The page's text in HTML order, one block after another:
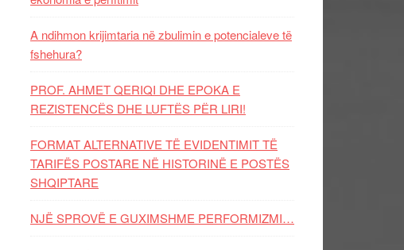
A ndihmon krijimtaria në zbulimin e potencialeve të
fshehura?
PROF. AHMET QERIQI DHE EPOKA E
REZISTENCЁS DHE LUFTЁS PЁR LIRI!
FORMAT ALTERNATIVE TË EVIDENTIMIT TË
TARIFËS POSTARE NË HISTORINË E POSTËS
SHQIPTARE
NJË SPROVË E GUXIMSHME PERFORMIZMI…